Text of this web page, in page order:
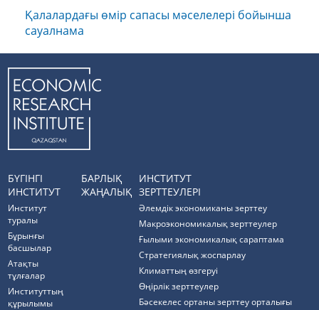
Қалалардағы өмір сапасы мәселелері бойынша
сауалнама
БҮГІНГІ
ИНСТИТУТ
Институт
туралы
Бұрынғы
басшылар
Атақты
тұлғалар
Институттың
құрылымы
БАРЛЫҚ
ЖАҢАЛЫҚ
ИНСТИТУТ
ЗЕРТТЕУЛЕРІ
Әлемдік экономиканы зерттеу
Макроэкономикалық зерттеулер
Ғылыми экономикалық сараптама
Стратегиялық жоспарлау
Климаттың өзгеруі
Өңірлік зерттеулер
Бәсекелес ортаны зерттеу орталығы